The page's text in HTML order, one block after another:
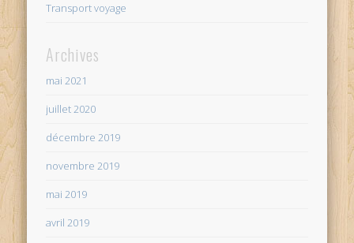
Transport voyage
Archives
mai 2021
juillet 2020
décembre 2019
novembre 2019
mai 2019
avril 2019